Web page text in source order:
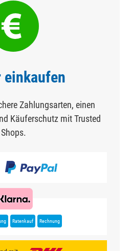
einkaufen
Zahlungsarten, einen
Käuferschutz mit Trusted
Shops.
Ratenkauf Rechnung